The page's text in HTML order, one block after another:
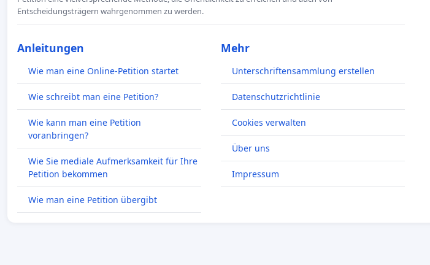
Entscheidungsträgern wahrgenommen zu werden.
Anleitungen
Wie man eine Online-Petition startet
Wie schreibt man eine Petition?
Wie kann man eine Petition
voranbringen?
Wie Sie mediale Aufmerksamkeit für Ihre
Petition bekommen
Wie man eine Petition übergibt
Mehr
Unterschriftensammlung erstellen
Datenschutzrichtlinie
Cookies verwalten
Über uns
Impressum